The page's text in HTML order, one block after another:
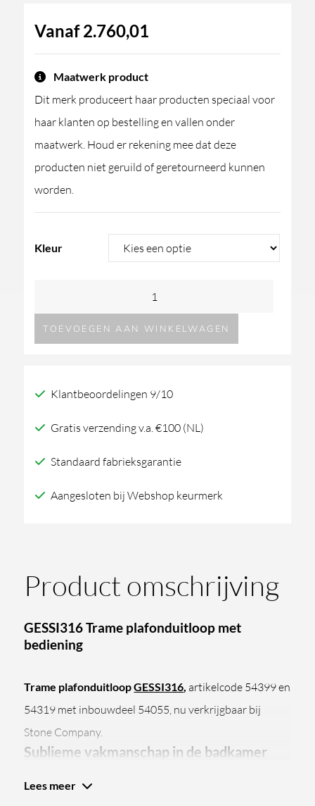
Vanaf2.760,01
Maatwerk product
Dit merk produceert haar producten speciaal voor
haar klanten op bestelling en vallen onder
maatwerk. Houd er rekening mee dat deze
producten niet geruild of geretourneerd kunnen
worden.
Kleur
Trame
plafonduitloop
TOEVOEGEN AAN WINKELWAGEN
Klantbeoordelingen 9/10
Gratis verzending v.a. €100 (NL)
Standaard fabrieksgarantie
Aangesloten bij Webshop keurmerk
Product omschrijving
GESSI316 Trame plafonduitloop met
bediening
Trame plafonduitloopGESSI316, artikelcode 54399 en
54319 met inbouwdeel 54055, nu verkrijgbaar bij
Stone Company.
Sublieme vakmanschap in de badkamer
Deze plafonduitloop valt op door het Trame patroon.
Lees meer